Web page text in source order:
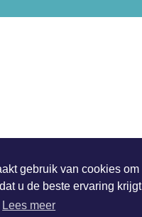
gebruik van cookies om
u de beste ervaring krijgt
Lees meer